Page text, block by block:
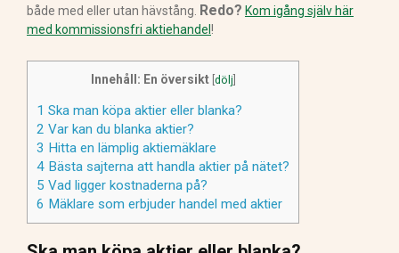
både med eller utan hävstång. Redo? Kom igång själv här
med kommissionsfri aktiehandel !
Innehåll: En översikt [dölj]
1 Ska man köpa aktier eller blanka?
2 Var kan du blanka aktier?
3 Hitta en lämplig aktiemäklare
4 Bästa sajterna att handla aktier på nätet?
5 Vad ligger kostnaderna på?
6 Mäklare som erbjuder handel med aktier